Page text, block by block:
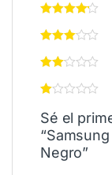
Sé el
Negro”